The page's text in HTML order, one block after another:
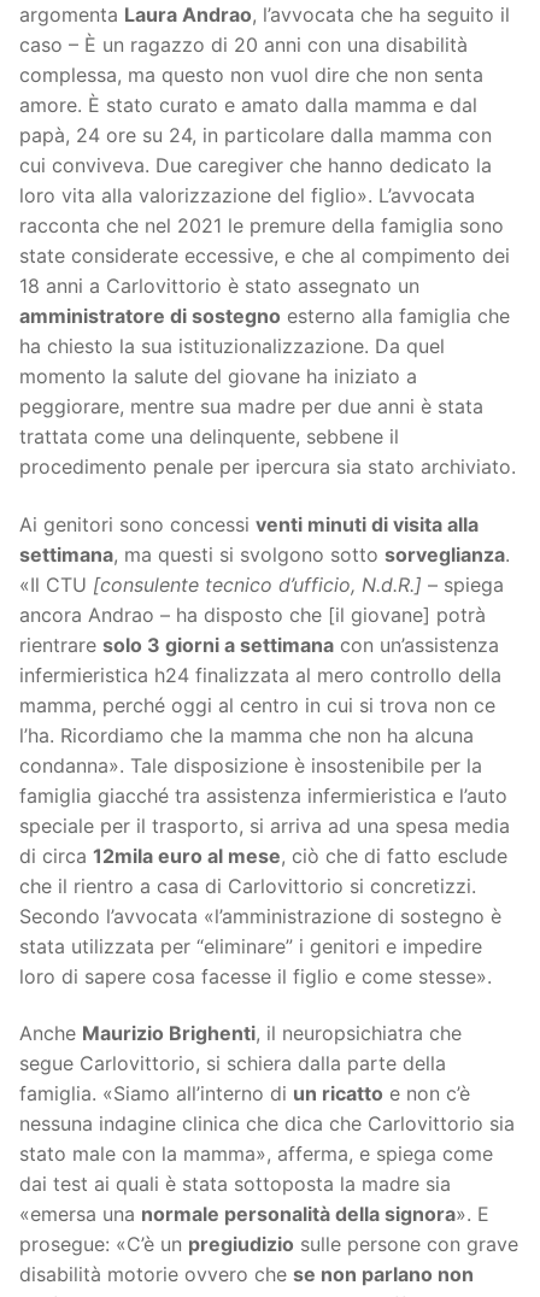
argomenta Laura Andrao, l’avvocata che ha seguito il
caso – È un ragazzo di 20 anni con una disabilità
complessa, ma questo non vuol dire che non senta
amore. È stato curato e amato dalla mamma e dal
papà, 24 ore su 24, in particolare dalla mamma con
cui conviveva. Due caregiver che hanno dedicato la
loro vita alla valorizzazione del figlio». L’avvocata
racconta che nel 2021 le premure della famiglia sono
state considerate eccessive, e che al compimento dei
18 anni a Carlovittorio è stato assegnato un
amministratore di sostegno esterno alla famiglia che
ha chiesto la sua istituzionalizzazione. Da quel
momento la salute del giovane ha iniziato a
peggiorare, mentre sua madre per due anni è stata
trattata come una delinquente, sebbene il
procedimento penale per ipercura sia stato archiviato.
Ai genitori sono concessi venti minuti di visita alla
settimana, ma questi si svolgono sotto sorveglianza.
«Il CTU [consulente tecnico d’ufficio, N.d.R.] – spiega
ancora Andrao – ha disposto che [il giovane] potrà
rientrare solo 3 giorni a settimana con un’assistenza
infermieristica h24 finalizzata al mero controllo della
mamma, perché oggi al centro in cui si trova non ce
l’ha. Ricordiamo che la mamma che non ha alcuna
condanna». Tale disposizione è insostenibile per la
famiglia giacché tra assistenza infermieristica e l’auto
speciale per il trasporto, si arriva ad una spesa media
di circa 12mila euro al mese, ciò che di fatto esclude
che il rientro a casa di Carlovittorio si concretizzi.
Secondo l’avvocata «l’amministrazione di sostegno è
stata utilizzata per “eliminare” i genitori e impedire
loro di sapere cosa facesse il figlio e come stesse».
Anche Maurizio Brighenti, il neuropsichiatra che
segue Carlovittorio, si schiera dalla parte della
famiglia. «Siamo all’interno di un ricatto e non c’è
nessuna indagine clinica che dica che Carlovittorio sia
stato male con la mamma», afferma, e spiega come
dai test ai quali è stata sottoposta la madre sia
«emersa una normale personalità della signora». E
prosegue: «C’è un pregiudizio sulle persone con grave
disabilità motorie ovvero che se non parlano non